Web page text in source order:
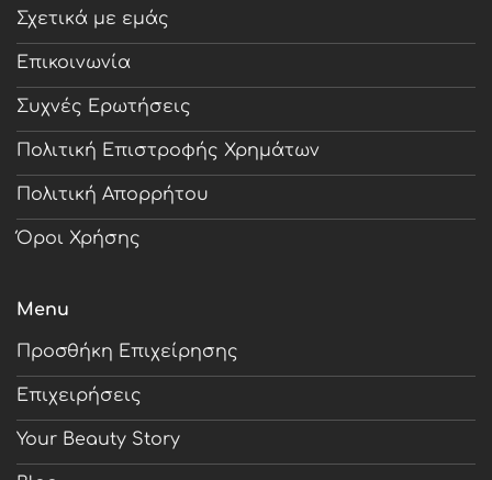
Σχετικά με εμάς
Επικοινωνία
Συχνές Ερωτήσεις
Πολιτική Επιστροφής Χρημάτων
Πολιτική Απορρήτου
Όροι Χρήσης
Menu
Προσθήκη Επιχείρησης
Επιχειρήσεις
Your Beauty Story